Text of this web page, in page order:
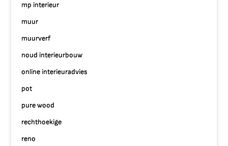
mp interieur
muur
muurverf
noud interieurbouw
online interieuradvies
pot
pure wood
rechthoekige
reno